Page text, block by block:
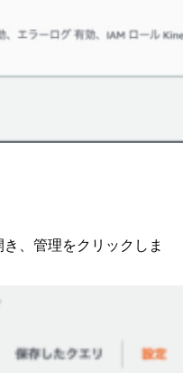
、管理をクリックしま